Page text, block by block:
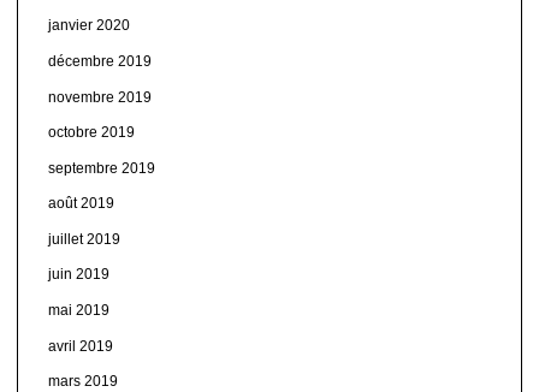
janvier 2020
décembre 2019
novembre 2019
octobre 2019
septembre 2019
août 2019
juillet 2019
juin 2019
mai 2019
avril 2019
mars 2019